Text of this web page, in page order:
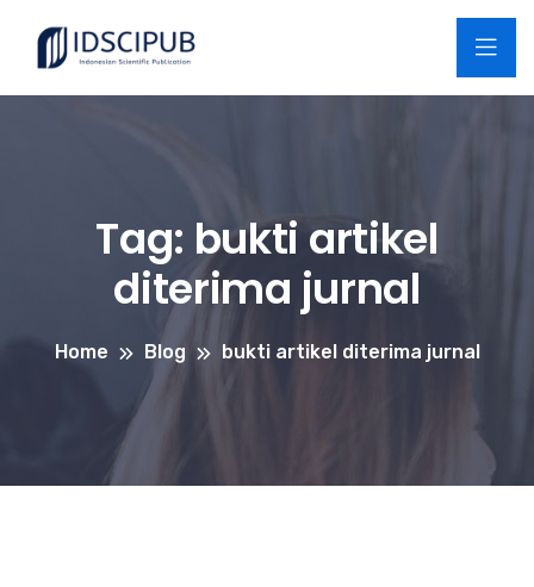
Tag: bukti artikel
diterima jurnal
Home Blog bukti artikel diterima jurnal